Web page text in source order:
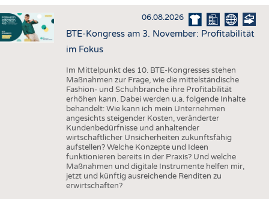
HAUS- UND HEIMTEXTILIEN
BEKLEIDUNG
AUSSCHREIBUNGEN
DTV AUSSCHREIBUNGSDIENST
STATISTICS
DAUNENCHECK
ADRESSEN & LINKS
TERMINE
BRANCHENTERMINE
06.08.2026
BTE-Kongress am 3. November: Profitabilität
im Fokus
Im Mittelpunkt des 10. BTE-Kongresses stehen
Maßnahmen zur Frage, wie die mittelständische
Fashion- und Schuhbranche ihre Profitabilität
erhöhen kann. Dabei werden u.a. folgende Inhalte
behandelt: Wie kann ich mein Unternehmen
angesichts steigender Kosten, veränderter
Kundenbedürfnisse und anhaltender
wirtschaftlicher Unsicherheiten zukunftsfähig
aufstellen? Welche Konzepte und Ideen
funktionieren bereits in der Praxis? Und welche
Maßnahmen und digitale Instrumente helfen mir,
jetzt und künftig ausreichende Renditen zu
erwirtschaften?